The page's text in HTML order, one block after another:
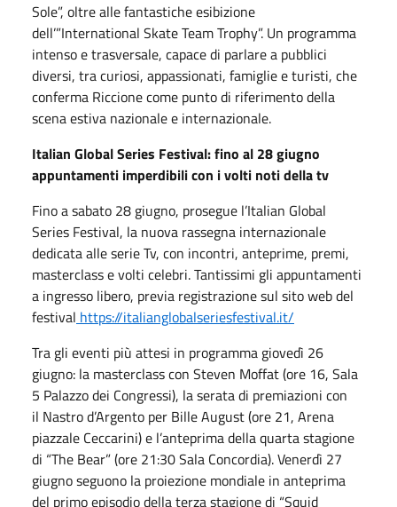
Sole”, oltre alle fantastiche esibizione
dell’”International Skate Team Trophy”. Un programma
intenso e trasversale, capace di parlare a pubblici
diversi, tra curiosi, appassionati, famiglie e turisti, che
conferma Riccione come punto di riferimento della
scena estiva nazionale e internazionale.
Italian Global Series Festival: fino al 28 giugno
appuntamenti imperdibili con i volti noti della tv
Fino a sabato 28 giugno, prosegue l’Italian Global
Series Festival, la nuova rassegna internazionale
dedicata alle serie Tv, con incontri, anteprime, premi,
masterclass e volti celebri. Tantissimi gli appuntamenti
a ingresso libero, previa registrazione sul sito web del
festival https://italianglobalseriesfestival.it/
Tra gli eventi più attesi in programma giovedì 26
giugno: la masterclass con Steven Moffat (ore 16, Sala
5 Palazzo dei Congressi), la serata di premiazioni con
il Nastro d’Argento per Bille August (ore 21, Arena
piazzale Ceccarini) e l’anteprima della quarta stagione
di “The Bear” (ore 21:30 Sala Concordia). Venerdì 27
giugno seguono la proiezione mondiale in anteprima
del primo episodio della terza stagione di “Squid